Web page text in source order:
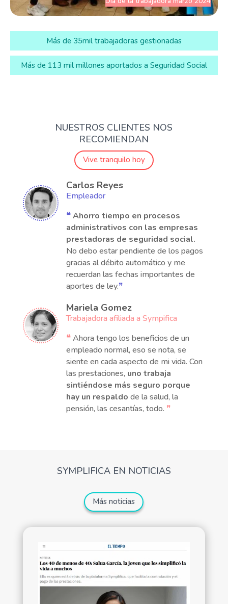
Más de 35mil trabajadoras gestionadas
Más de 113 mil millones aportados a Seguridad Social
NUESTROS CLIENTES NOS
RECOMIENDAN
Vive tranquilo hoy
Carlos Reyes
Empleador
❝Ahorro tiempo en procesos
administrativos con las empresas
prestadoras de seguridad social.
No debo estar pendiente de los pagos
gracias al débito automático y me
recuerdan las fechas importantes de
aportes de ley.❞
Mariela Gomez
Trabajadora afiliada a Sympifica
❝Ahora tengo los beneficios de un
empleado normal, eso se nota, se
siente en cada aspecto de mi vida. Con
las prestaciones, uno trabaja
sintiéndose más seguro porque
hay un respaldo de la salud, la
pensión, las cesantías, todo. ❞
SYMPLIFICA EN NOTICIAS
Más noticias